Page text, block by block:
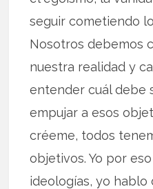
seguir cometiendo
Nosotros debemos
nuestra realidad y
entender cuál debe
empujar a esos
créeme, todos
objetivos. Yo por
ideologías, yo hablo